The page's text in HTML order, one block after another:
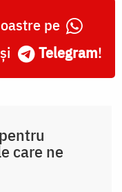
pe
și Telegram!
care ne